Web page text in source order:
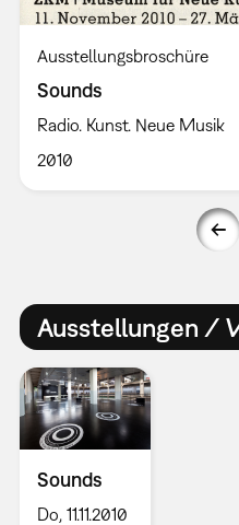
Ausstellungsbroschüre
Sounds
Radio. Kunst. Neue Musik
2010
Ausstellungen /
Sounds
Do, 11.11.2010